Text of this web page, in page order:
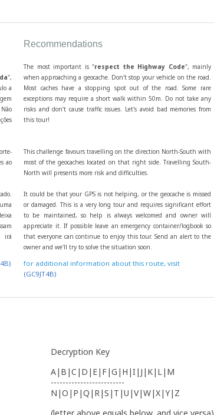
",
a
ao
irá
Recommendations
The most important is "respect the Highway Code", mainly
when approaching a geocache. Don't stop your vehicle on the road.
Most caches have a stopping spot out of the road. Some rare
exceptions may require a short walk within 50m. Do not take any
risks and don't cause traffic issues. Let's avoid bad memories from
this tour!
This challenge favours travelling on the direction North-South with
most of the geocaches located on that right side. Travelling South-
North will presents more risk and difficulties.
It could be that your GPS is not helping, or the geocache is missed
or damaged. This is a very long tour and requires significant effort
to be maintained, so help is always welcomed and owner will
appreciate it. If possible leave an emergency container/logbook so
that everyone can continue to enjoy this tour. Send an alert to the
owner and we'll try to solve the situation soon.
for additional information about this route, visit
(GC9JT4B)
Decryption Key
A|B|C|D|E|F|G|H|I|J|K|L|M
-------------------------
N|O|P|Q|R|S|T|U|V|W|X|Y|Z